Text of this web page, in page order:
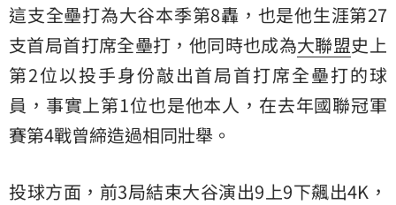
這支全壘打為大谷本季第8轟，也是他生涯第27
支首局首打席全壘打，他同時也成為大聯盟史上
第2位以投手身份敲出首局首打席全壘打的球
員，事實上第1位也是他本人，在去年國聯冠軍
賽第4戰曾締造過相同壯舉。
投球方面，前3局結束大谷演出9上9下飆出4K，